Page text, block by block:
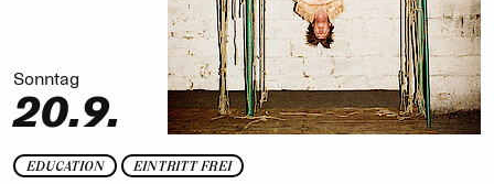
EDUCATION EINTRITT FREI
Sonntag
20.9.